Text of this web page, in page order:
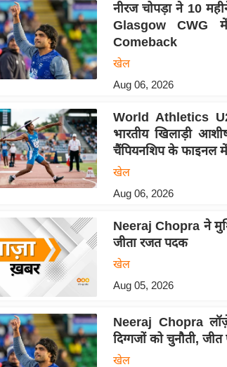
नीरज चोपड़ा ने 10
Glasgow CWG में
Comeback
खेल
Aug 06, 2026
World Athletics
भारतीय खिलाड़ी
चैंपियनशिप के फाइनल
खेल
Aug 06, 2026
Neeraj Chopra ने
जीता रजत पदक
खेल
Aug 05, 2026
Neeraj Chopra
दिग्गजों को चुनौती, जीत
खेल